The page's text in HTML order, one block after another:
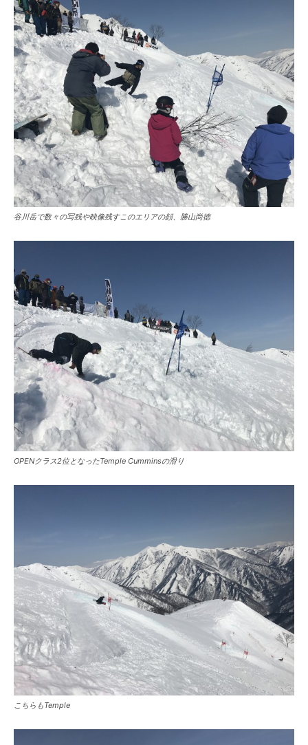
谷川岳で数々の写残や映像残すこのエリアの顔、勝山尚徳
OPENクラス2位となったTemple Cumminsの滑り
こちらもTemple